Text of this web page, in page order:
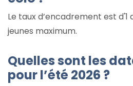
Le taux d’encadrement est
jeunes maximum.
Quelles sont les
pour l’été 2026 ?